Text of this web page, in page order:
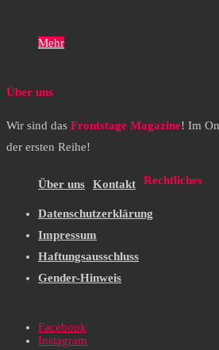
Mehr
Über uns
Wir sind das Frontstage Magazine! Im
der ersten Reihe!
Über uns Kontakt Rechtliches
Datenschutzerklärung
Impressum
Haftungsausschluss
Gender-Hinweis
Facebook
Instagram